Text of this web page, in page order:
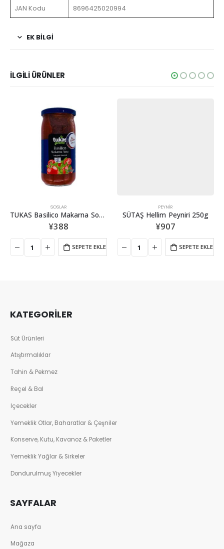
JAN Kodu
8696425020994
EK BİLGİ
İLGİLİ ÜRÜNLER
PITA EKMEĞI・TORTILLA,YENİ ÜRÜNLER
SOSLAR
TUKAS Basilico Makarna Sosu (Fesleğenli Domatesli ) 360g
¥388
SEPETE EKLE
PEYNIR
SÜTAŞ Hellim Peyniri 250g
¥907
SEPETE EKLE
KATEGORİLER
Süt Ürünleri
Atıştırmalıklar
Tahin & Pekmez
Reçel & Bal
İçecekler
Yemeklik Otlar, Baharatlar & Çeşniler
Konserve, Kutu, Kavanoz & Paketler
Yemeklik Yağlar & Sirkeler
Dondurulmuş Yiyecekler
SAYFALAR
Ana sayfa
Mağaza